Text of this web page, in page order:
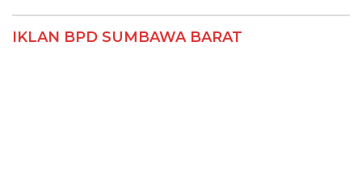
IKLAN BPD SUMBAWA BARAT